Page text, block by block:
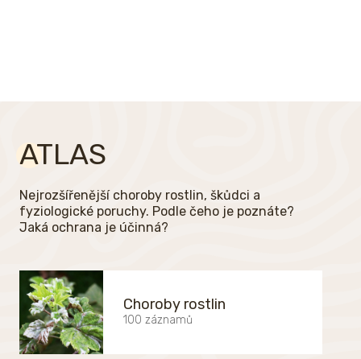
ATLAS
Nejrozšířenější choroby rostlin, škůdci a
fyziologické poruchy. Podle čeho je poznáte?
Jaká ochrana je účinná?
Choroby rostlin
100 záznamů